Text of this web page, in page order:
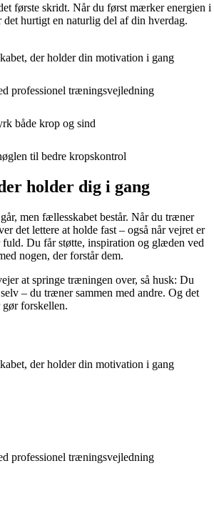
første skridt. Når du først mærker energien i
hurtigt en naturlig del af din hverdag.
der holder din motivation i gang
professionel træningsvejledning
både krop og sind
til bedre kropskontrol
holder dig i gang
men fællesskabet består. Når du træner
det lettere at holde fast – også når vejret er
fuld. Du får støtte, inspiration og glæden ved
nogen, der forstår dem.
at springe træningen over, så husk: Du
– du træner sammen med andre. Og det
forskellen.
der holder din motivation i gang
professionel træningsvejledning